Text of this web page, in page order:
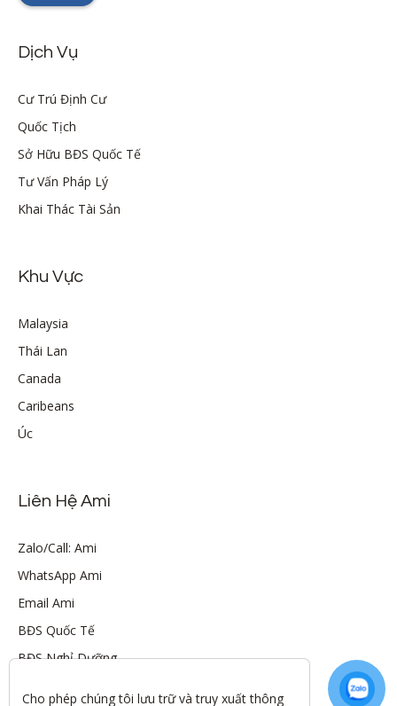
Dịch Vụ
Cư Trú Định Cư
Quốc Tịch
Sở Hữu BĐS Quốc Tế
Tư Vấn Pháp Lý
Khai Thác Tài Sản
Khu Vực
Malaysia
Thái Lan
Canada
Caribeans
Úc
Liên Hệ Ami
Zalo/Call: Ami
WhatsApp Ami
Email Ami
BĐS Quốc Tế
BĐS Nghỉ Dưỡng
Cho phép chúng tôi lưu trữ và truy xuất thông